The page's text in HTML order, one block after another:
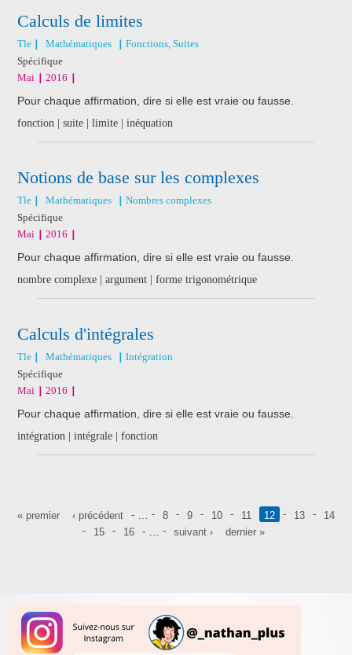
Calculs de limites
Tle Mathématiques
Fonctions, Suites
Spécifique
Mai
2016
Pour chaque affirmation, dire si elle est vraie ou fausse.
fonction | suite | limite | inéquation
Notions de base sur les complexes
Tle Mathématiques
Nombres complexes
Spécifique
Mai
2016
Pour chaque affirmation, dire si elle est vraie ou fausse.
nombre complexe | argument | forme trigonométrique
Calculs d'intégrales
Tle Mathématiques
Intégration
Spécifique
Mai
2016
Pour chaque affirmation, dire si elle est vraie ou fausse.
intégration | intégrale | fonction
Pages
« premier ‹ précédent 8 9 10 11 12 13
14
15
16 suivant › dernier »